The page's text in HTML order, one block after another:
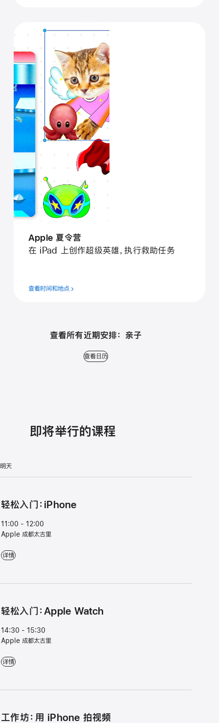
Apple 夏令营
在 iPad 上创作超级英雄，执行救助任务
查看时间和地点
查看所有近期安排： 亲子
查看日历
即将举行的课程
明天
轻松入门：iPhone
11:00 - 12:00
Apple 成都太古里
轻松入门：iPhone - 11:00 - 12:00 - Apple 成都太古里
详情
轻松入门：Apple Watch
14:30 - 15:30
Apple 成都太古里
轻松入门：Apple Watch - 14:30 - 15:30 - Apple 成都太古里
详情
工⁠作⁠坊⁠：用 iPhone 拍视⁠频